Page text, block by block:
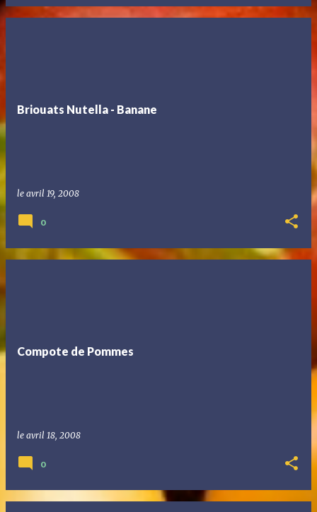
Briouats Nutella - Banane
le avril 19, 2008
0
Compote de Pommes
le avril 18, 2008
0